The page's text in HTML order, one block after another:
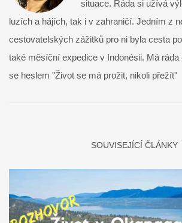
situace. Ráda si užívá
luzích a hájích, tak i v zahraničí. Jedním z
cestovatelských zážitků pro ni byla cesta
také měsíční expedice v Indonésii. Má
se heslem "Život se má prožit, nikoli přežít"
SOUVISEJÍCÍ ČLÁNKY